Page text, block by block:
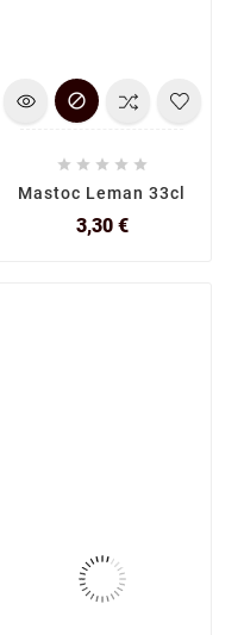

    
Mastoc Leman 33cl
3,30 €Prix